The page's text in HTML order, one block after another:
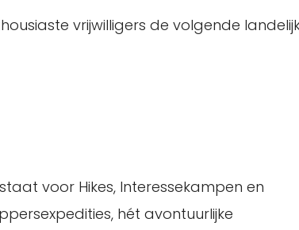
vrijwilligers de volgende
staat voor Hikes, Interessekampen en
hét avontuurlijke